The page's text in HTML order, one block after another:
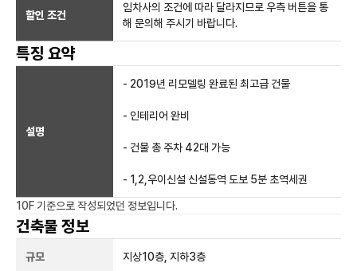
할인 조건
임차사의 조건에 따라 달라지므로 우측 버튼을 통
해 문의해 주시기 바랍니다.
특징 요약
설명
- 2019년 리모델링 완료된 최고급 건물
- 인테리어 완비
- 건물 총 주차 42대 가능
- 1,2,우이신설 신설동역 도보 5분 초역세권
10F 기준으로 작성되었던 정보입니다.
건축물 정보
규모 지상10층, 지하3층